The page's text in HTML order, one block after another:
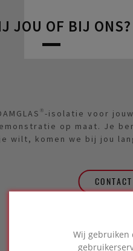
Wij gebruiken
JOU OF BIJ ONS?
isolatie voor
op maat. Je
wilt, komen we bij jou
CONTACT